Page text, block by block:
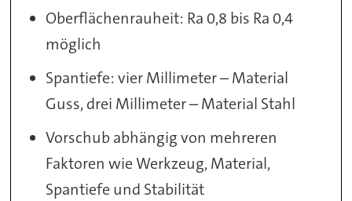
Oberflächenrauheit: Ra 0,8 bis Ra 0,4
möglich
Spantiefe: vier Millimeter – Material
Guss, drei Millimeter – Material Stahl
Vorschub abhängig von mehreren
Faktoren wie Werkzeug, Material,
Spantiefe und Stabilität